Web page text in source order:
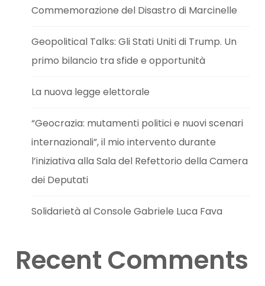
Commemorazione del Disastro di Marcinelle
Geopolitical Talks: Gli Stati Uniti di Trump. Un
primo bilancio tra sfide e opportunità
La nuova legge elettorale
“Geocrazia: mutamenti politici e nuovi scenari
internazionali”, il mio intervento durante
l’iniziativa alla Sala del Refettorio della Camera
dei Deputati
Solidarietà al Console Gabriele Luca Fava
Recent Comments